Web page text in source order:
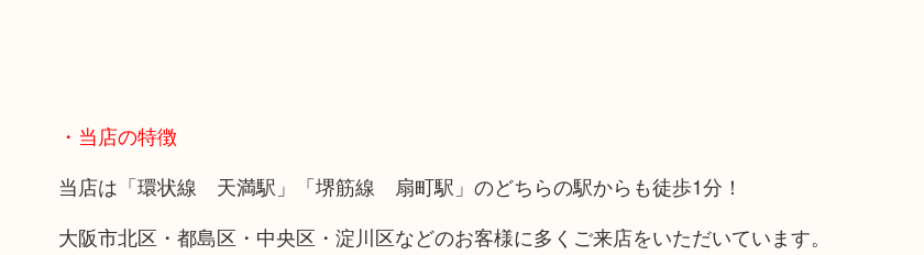
・当店の特徴
当店は「環状線 天満駅」「堺筋線 扇町駅」のどちらの駅からも徒歩1分！
大阪市北区・都島区・中央区・淀川区などのお客様に多くご来店をいただいています。